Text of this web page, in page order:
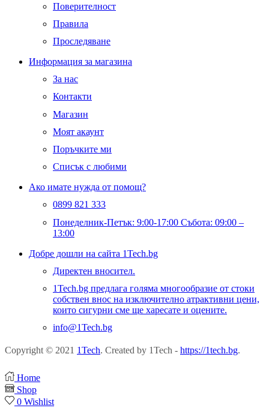
Поверителност
Правила
Проследяване
Информация за магазина
За нас
Контакти
Магазин
Моят акаунт
Поръчките ми
Списък с любими
Ако имате нужда от помощ?
0899 821 333
Понеделник-Петък: 9:00-17:00 Събота: 09:00 –
13:00
Добре дошли на сайта 1Tech.bg
Директен вносител.
1Tech.bg предлага голяма многообразие от стоки
собствен внос на изключително атрактивни цени,
които сигурни сме ще харесате и оцените.
info@1Tech.bg
Copyright © 2021 1Tech. Created by 1Tech - https://1tech.bg.
Home
Shop
0 Wishlist